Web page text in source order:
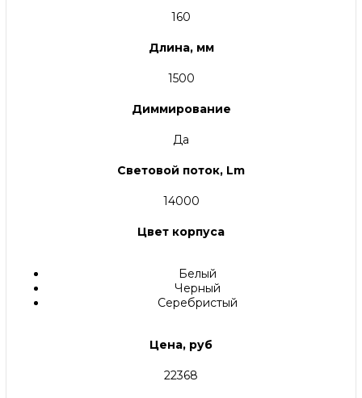
160
Длина, мм
1500
Диммирование
Да
Световой поток, Lm
14000
Цвет корпуса
Белый
Черный
Серебристый
Цена, руб
22368